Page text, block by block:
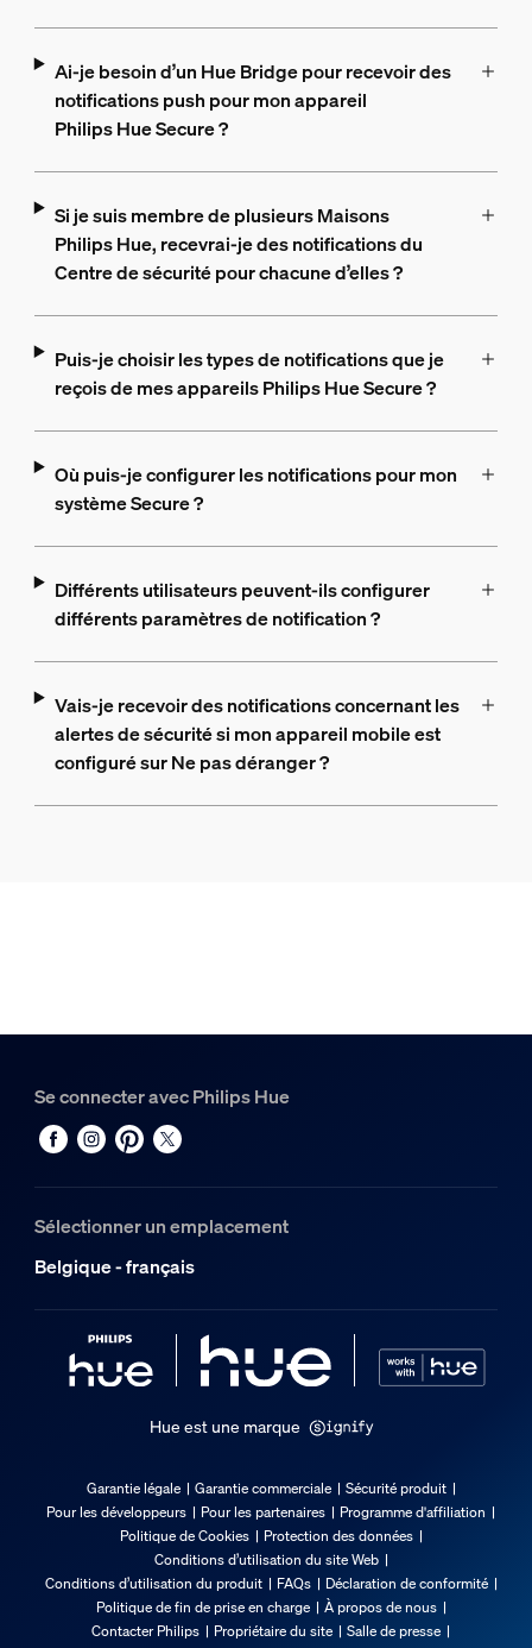
Ai-je besoin d’un Hue Bridge pour recevoir des
notifications push pour mon appareil
Philips Hue Secure ?
Si je suis membre de plusieurs Maisons
Philips Hue, recevrai-je des notifications du
Centre de sécurité pour chacune d’elles ?
Puis-je choisir les types de notifications que je
reçois de mes appareils Philips Hue Secure ?
Où puis-je configurer les notifications pour mon
système Secure ?
Différents utilisateurs peuvent-ils configurer
différents paramètres de notification ?
Vais-je recevoir des notifications concernant les
alertes de sécurité si mon appareil mobile est
configuré sur Ne pas déranger ?
Se connecter avec Philips Hue
Sélectionner un emplacement
Belgique - français
Hue est une marque
Garantie légale Garantie commerciale
Sécurité produit
Pour les développeurs
Pour les partenaires
Programme d'affiliation
Politique de Cookies
Protection des données
Conditions d’utilisation du site Web
Conditions d’utilisation du produit
FAQs
Déclaration de conformité
Politique de fin de prise en charge
À propos de nous
Contacter Philips
Propriétaire du site
Salle de presse